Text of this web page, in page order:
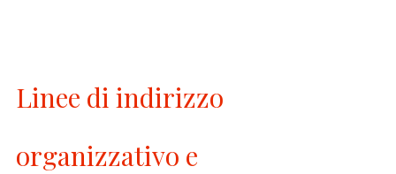
Linee di indirizzo
organizzativo e